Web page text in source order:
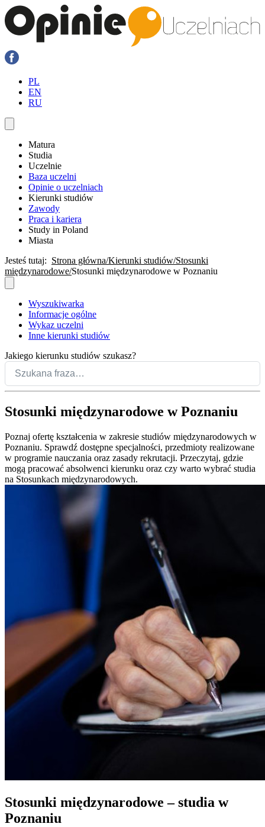
PL
EN
RU
Matura
Studia
Uczelnie
Baza uczelni
Opinie o uczelniach
Kierunki studiów
Zawody
Praca i kariera
Study in Poland
Miasta
Jesteś tutaj: Strona główna Kierunki studiów Stosunki
międzynarodowe Stosunki międzynarodowe w Poznaniu
Wyszukiwarka
Informacje ogólne
Wykaz uczelni
Inne kierunki studiów
Jakiego kierunku studiów szukasz?
Stosunki międzynarodowe w Poznaniu
Poznaj ofertę kształcenia w zakresie studiów międzynarodowych w
Poznaniu. Sprawdź dostępne specjalności, przedmioty realizowane
w programie nauczania oraz zasady rekrutacji. Przeczytaj, gdzie
mogą pracować absolwenci kierunku oraz czy warto wybrać studia
na Stosunkach międzynarodowych.
Stosunki międzynarodowe – studia w
Poznaniu